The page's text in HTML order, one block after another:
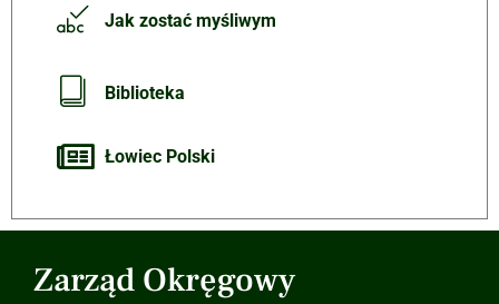
Jak zostać myśliwym
Biblioteka
Łowiec Polski
Zarząd Okręgowy